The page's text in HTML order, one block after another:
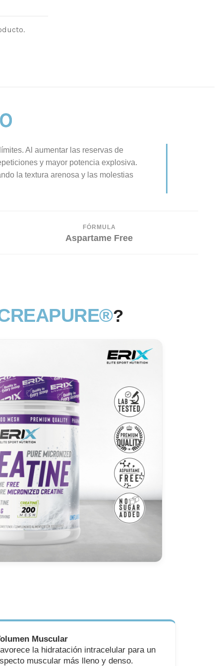
Al aumentar las reservas de
y mayor potencia explosiva.
la textura arenosa y las molestias
FÓRMULA
Aspartame Free
?
Muscular
la hidratación intracelular para un
muscular más lleno y denso.